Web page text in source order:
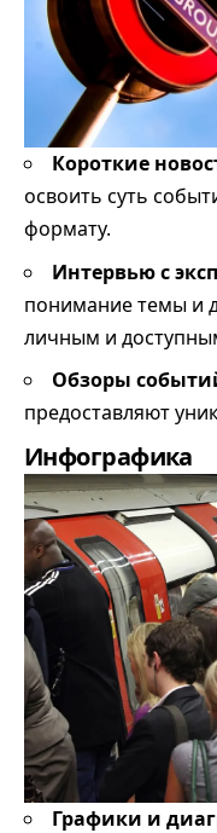
Короткие
освоить суть
формату.
Интервью с
понимание темы и
личным и
Обзоры
предоставляют
Инфографика
Графики и